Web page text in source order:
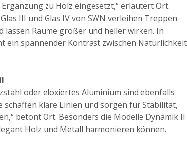
zu Holz eingesetzt,“ erläutert Ort.
III und Glas IV von SWN verleihen Treppen
lassen Räume größer und heller wirken. In
ein spannender Kontrast zwischen Natürlichkeit
oder eloxiertes Aluminium sind ebenfalls
schaffen klare Linien und sorgen für Stabilität,
betont Ort. Besonders die Modelle Dynamik II
Holz und Metall harmonieren können.